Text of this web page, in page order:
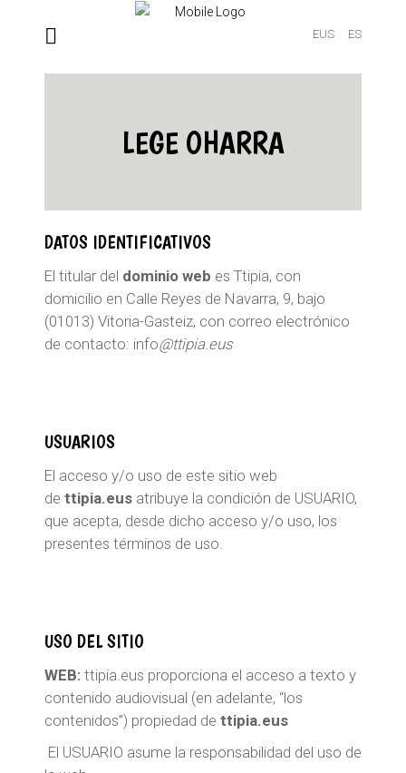
EUS ES
LEGE OHARRA
DATOS IDENTIFICATIVOS
El titular del dominio web es Ttipia, con
domicilio en Calle Reyes de Navarra, 9, bajo
(01013) Vitoria-Gasteiz, con correo electrónico
de contacto: info@ttipia.eus
USUARIOS
El acceso y/o uso de este sitio web
de ttipia.eus atribuye la condición de USUARIO,
que acepta, desde dicho acceso y/o uso, los
presentes términos de uso.
USO DEL SITIO
WEB: ttipia.eus proporciona el acceso a texto y
contenido audiovisual (en adelante, “los
contenidos”) propiedad de ttipia.eus
El USUARIO asume la responsabilidad del uso de